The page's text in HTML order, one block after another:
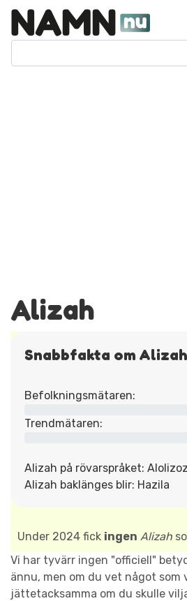
Alizah
Snabbfakta om Alizah
Befolkningsmätaren:
Trendmätaren:
Alizah på rövarspråket:
Alizah baklänges blir: Hazila
Under 2024 fick ingen Alizah
Vi har tyvärr ingen "officiell"
ännu, men om du vet något som
jättetacksamma om du skulle